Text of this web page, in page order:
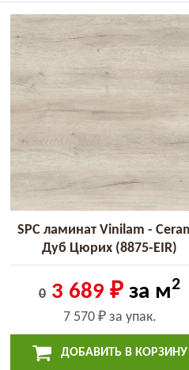
SPC ламинат Vinilam -
Дуб Цюрих (8875-EIR)
0 3 689 ₽ за м2
7 570 ₽за упак.
ДОБАВИТЬ В КОРЗИНУ